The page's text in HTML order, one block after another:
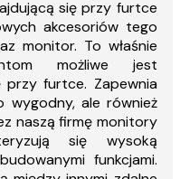
się przy furtce
akcesoriów tego
monitor. To właśnie
możliwe jest
przy furtce. Zapewnia
wygodny, ale również
naszą firmę monitory
się wysoką
funkcjami.